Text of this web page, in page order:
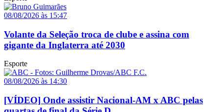
08/08/2026 às 15:47
Volante da Seleção troca de clube e assina com
gigante da Inglaterra até 2030
Esporte
08/08/2026 às 14:30
[VÍDEO] Onde assistir Nacional-AM x ABC pelas